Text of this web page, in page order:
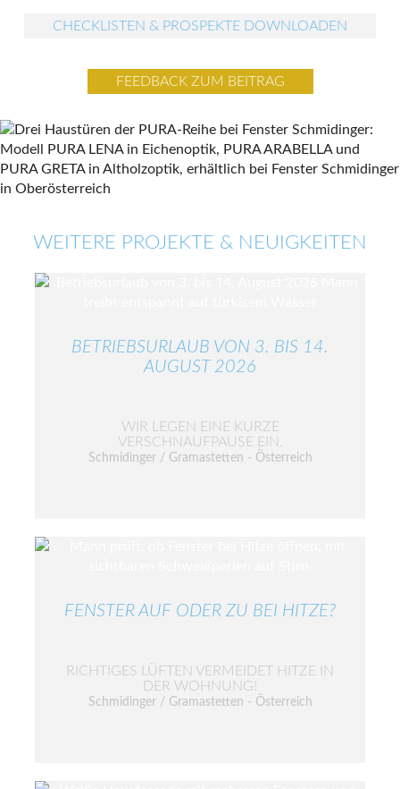
CHECKLISTEN & PROSPEKTE DOWNLOADEN
FEEDBACK ZUM BEITRAG
WEITERE PROJEKTE & NEUIGKEITEN
BETRIEBSURLAUB VON 3. BIS 14.
AUGUST 2026
WIR LEGEN EINE KURZE
VERSCHNAUFPAUSE EIN.
Schmidinger / Gramastetten - Österreich
FENSTER AUF ODER ZU BEI HITZE?
RICHTIGES LÜFTEN VERMEIDET HITZE IN
DER WOHNUNG!
Schmidinger / Gramastetten - Österreich